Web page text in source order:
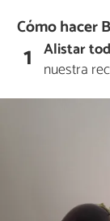
Cómo hacer
1 Alistar
nuestra